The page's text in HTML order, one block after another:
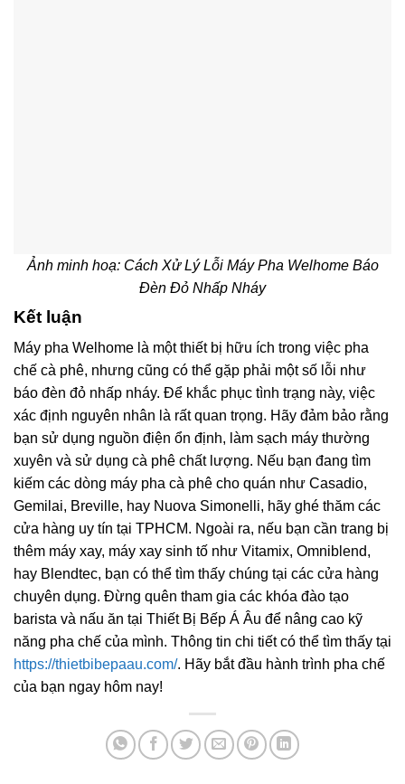
Ảnh minh hoạ: Cách Xử Lý Lỗi Máy Pha Welhome Báo
Đèn Đỏ Nhấp Nháy
Kết luận
Máy pha Welhome là một thiết bị hữu ích trong việc pha
chế cà phê, nhưng cũng có thể gặp phải một số lỗi như
báo đèn đỏ nhấp nháy. Để khắc phục tình trạng này, việc
xác định nguyên nhân là rất quan trọng. Hãy đảm bảo rằng
bạn sử dụng nguồn điện ổn định, làm sạch máy thường
xuyên và sử dụng cà phê chất lượng. Nếu bạn đang tìm
kiếm các dòng máy pha cà phê cho quán như Casadio,
Gemilai, Breville, hay Nuova Simonelli, hãy ghé thăm các
cửa hàng uy tín tại TPHCM. Ngoài ra, nếu bạn cần trang bị
thêm máy xay, máy xay sinh tố như Vitamix, Omniblend,
hay Blendtec, bạn có thể tìm thấy chúng tại các cửa hàng
chuyên dụng. Đừng quên tham gia các khóa đào tạo
barista và nấu ăn tại Thiết Bị Bếp Á Âu để nâng cao kỹ
năng pha chế của mình. Thông tin chi tiết có thể tìm thấy tại
https://thietbibepaau.com/. Hãy bắt đầu hành trình pha chế
của bạn ngay hôm nay!